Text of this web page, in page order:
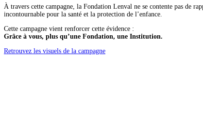
À travers cette campagne, la Fondation Lenval ne se contente pas de
incontournable pour la santé et la protection de l’enfance.
Cette campagne vient renforcer cette évidence :
Grâce à vous, plus qu’une Fondation, une Institution.
Retrouvez les visuels de la campagne